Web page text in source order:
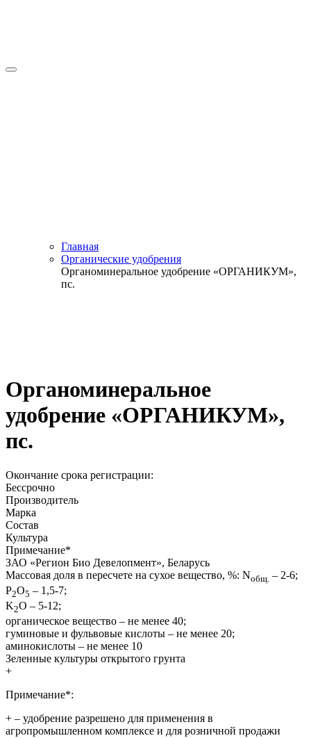
Главная
Органические удобрения
Органоминеральное удобрение «ОРГАНИКУМ»,
пс.
Органоминеральное
удобрение «ОРГАНИКУМ»,
пс.
Окончание срока регистрации:
Бессрочно
Производитель
Марка
Состав
Культура
Примечание*
ЗАО «Регион Био Девелопмент», Беларусь
Массовая доля в пересчете на сухое вещество, %: Nобщ. – 2-6;
Р2О5 – 1,5-7;
K2O – 5-12;
органическое вещество – не менее 40;
гуминовые и фульвовые кислоты – не менее 20;
аминокислоты – не менее 10
Зеленные культуры открытого грунта
+
Примечание*:
+ – удобрение разрешено для применения в
агропромышленном комплексе и для розничной продажи